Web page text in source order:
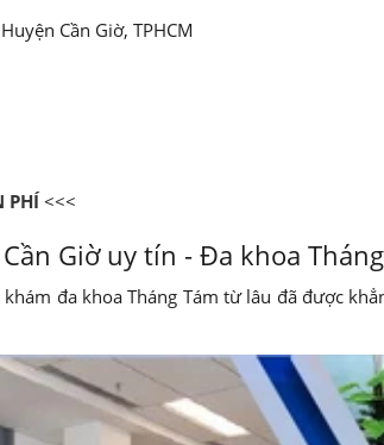
Cần Giờ, TPHCM
PHÍ<<<
Giờ uy tín - Đa khoa
đa khoa Tháng Tám từ lâu đã được